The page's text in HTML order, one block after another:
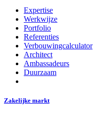
Expertise
Werkwijze
Portfolio
Referenties
Verbouwingcalculator
Architect
Ambassadeurs
Duurzaam
Zakelijke markt